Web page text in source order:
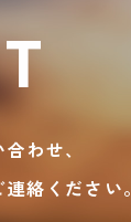
わせ、
絡ください。